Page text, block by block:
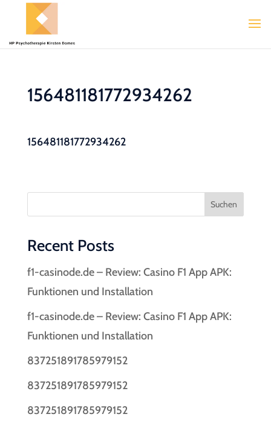
156481181772934262
156481181772934262
Suchen
Recent Posts
f1-casinode.de – Review: Casino F1 App APK:
Funktionen und Installation
f1-casinode.de – Review: Casino F1 App APK:
Funktionen und Installation
837251891785979152
837251891785979152
837251891785979152